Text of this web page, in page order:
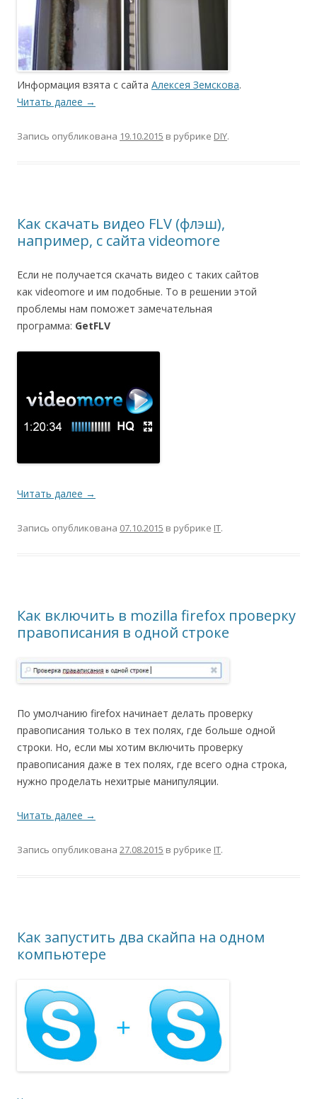
Информация взята с сайта Алексея Земскова.
Читать далее →
Запись опубликована 19.10.2015 в рубрике DIY.
Как скачать видео FLV (флэш),
например, с сайта videomore
Если не получается скачать видео с таких сайтов
как videomore и им подобные. То в решении этой
проблемы нам поможет замечательная
программа: GetFLV
Читать далее →
Запись опубликована 07.10.2015 в рубрике IT.
Как включить в mozilla firefox проверку
правописания в одной строке
По умолчанию firefox начинает делать проверку
правописания только в тех полях, где больше одной
строки. Но, если мы хотим включить проверку
правописания даже в тех полях, где всего одна строка,
нужно проделать нехитрые манипуляции.
Читать далее →
Запись опубликована 27.08.2015 в рубрике IT.
Как запустить два скайпа на одном
компьютере